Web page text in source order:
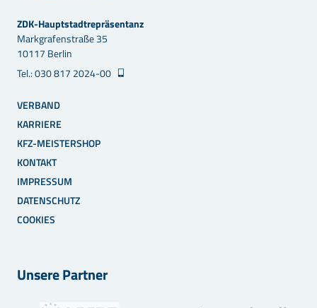
ZDK-Hauptstadtrepräsentanz
Markgrafenstraße 35
10117 Berlin
Tel.: 030 817 2024-00
VERBAND
KARRIERE
KFZ-MEISTERSHOP
KONTAKT
IMPRESSUM
DATENSCHUTZ
COOKIES
Unsere Partner